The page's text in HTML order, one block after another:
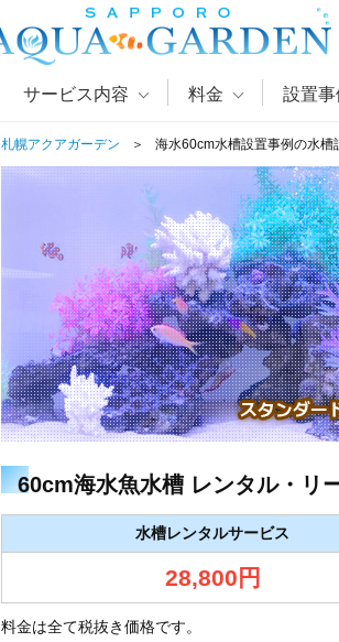
サービス内容 料金 設置事
札幌アクアガーデン 海水60cm水槽設置事例の水槽
60cm海水魚水槽 レンタル・リ
水槽レンタルサービス
28,800円
料金は全て税抜き価格です。